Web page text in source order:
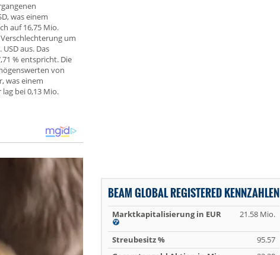
was einem
auf 16,75 Mio.
um
aus. Das
% entspricht. Die
von
was einem
bei 0,13 Mio.
BEAM GLOBAL REGISTERED KENNZAHLEN
Marktkapitalisierung in EUR 21.58 Mio.
Streubesitz %
95.57